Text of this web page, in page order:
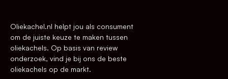
Oliekachel.nl helpt jou als consument
om de juiste keuze te maken tussen
oliekachels. Op basis van review
onderzoek, vind je bij ons de beste
oliekachels op de markt.